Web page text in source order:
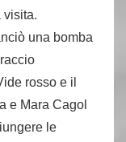
visita.
una bomba
rosso e il
e Mara Cagol
le